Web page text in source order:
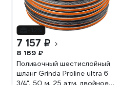
7 157 ₽
8 169 ₽
Поливочный шестислойный
шланг Grinda Proline ultra 6
3/4", 50 м, 25 атм, двойное